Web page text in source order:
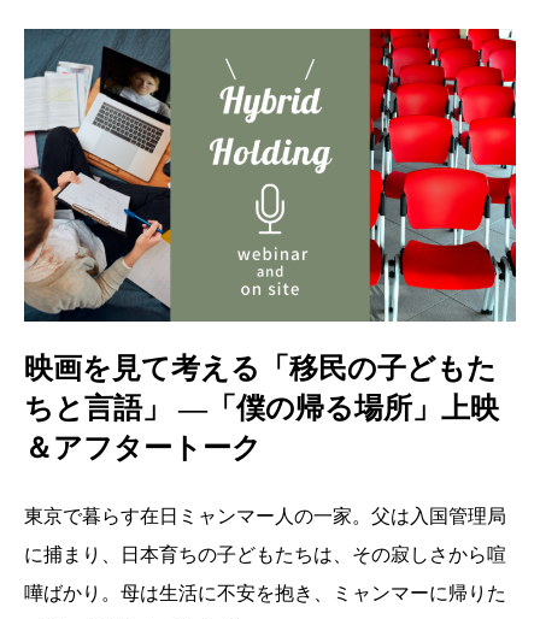
映画を見て考える「移民の子どもた
ちと言語」 ―「僕の帰る場所」上映
＆アフタートーク
東京で暮らす在日ミャンマー人の一家。父は入国管理局
に捕まり、日本育ちの子どもたちは、その寂しさから喧
嘩ばかり。母は生活に不安を抱き、ミャンマーに帰りた